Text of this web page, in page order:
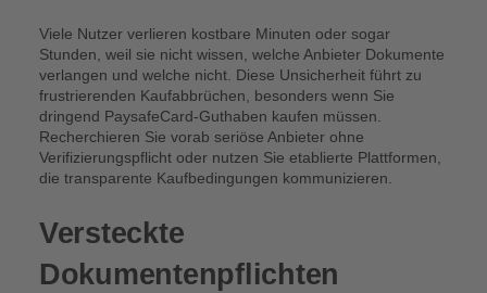
Viele Nutzer verlieren kostbare Minuten oder sogar
Stunden, weil sie nicht wissen, welche Anbieter Dokumente
verlangen und welche nicht. Diese Unsicherheit führt zu
frustrierenden Kaufabbrüchen, besonders wenn Sie
dringend PaysafeCard-Guthaben kaufen müssen.
Recherchieren Sie vorab seriöse Anbieter ohne
Verifizierungspflicht oder nutzen Sie etablierte Plattformen,
die transparente Kaufbedingungen kommunizieren.
Versteckte
Dokumentenpflichten